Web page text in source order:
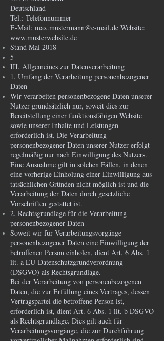
Deutschland
Tel.: Telefonnummer
E-Mail: max.mustermann@e-mail.de Website:
www.musterwebsite.de
Stand Mai 2018
5
III. Allgemeines zur Datenverarbeitung
1. Umfang der Verarbeitung personenbezogener
Daten
Wir verarbeiten personenbezogene Daten unserer
Nutzer grundsätzlich nur, soweit dies zur
Bereitstellung einer funktionsfähigen Website
sowie unserer Inhalte und Leistungen
erforderlich ist. Die Verarbeitung
personenbezogener Daten unserer Nutzer erfolgt
regelmäßig nur nach Einwilligung des Nutzers.
Eine Ausnahme gilt in solchen Fällen, in denen
eine vorherige Einholung einer Einwilligung aus
tatsächlichen Gründen nicht möglich ist und die
Verarbeitung der Daten durch gesetzliche
Vorschriften gestattet ist.
2. Rechtsgrundlage für die Verarbeitung
personenbezogener Daten
Soweit wir für Verarbeitungsvorgänge
personenbezogener Daten eine Einwilligung der
betroffenen Person einholen, dient Art. 6 Abs. 1
lit. a EU-Datenschutzgrundverordnung
(DSGVO) als Rechtsgrundlage.
Bei der Verarbeitung von personenbezogenen
Daten, die zur Erfüllung eines Vertrages, dessen
Vertragspartei die betroffene Person ist,
erforderlich ist, dient Art. 6 Abs. 1 lit. b DSGVO
als Rechtsgrundlage. Dies gilt auch für
Verarbeitungsvorgänge, die zur Durchführung